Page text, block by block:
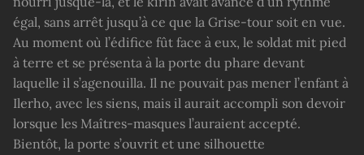
égal, sans arrêt jusqu’à ce que la Grise-tour soit en vue.
Au moment où l’édifice fût face à eux, le soldat mit pied
à terre et se présenta à la porte du phare devant
laquelle il s’agenouilla. Il ne pouvait pas mener l’enfant à
Ilerho, avec les siens, mais il aurait accompli son devoir
lorsque les Maîtres-masques l’auraient accepté.
Bientôt, la porte s’ouvrit et une silhouette